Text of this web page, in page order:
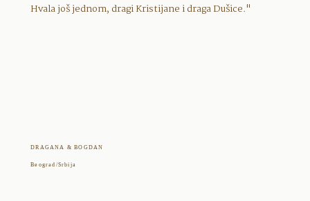
DRAGANA & BOGDAN
Beograd/Srbija
Hvala još jednom, dragi Kristijane i draga Dušice."